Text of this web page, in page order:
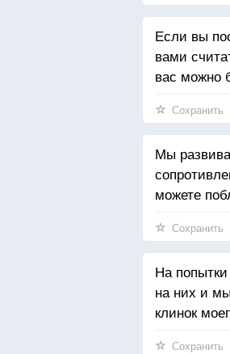
Если вы
вами
вас можно
Сохранить
Мы
можете
Сохранить
На
на них и
клинок
Сохранить